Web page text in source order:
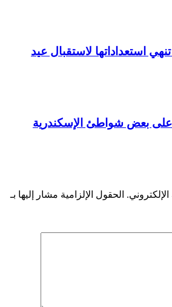
استعداداتها لاستقبال عيد
على بعض شواطئ الإسكندرية
الحقول الإلزامية مشار إليها بـ